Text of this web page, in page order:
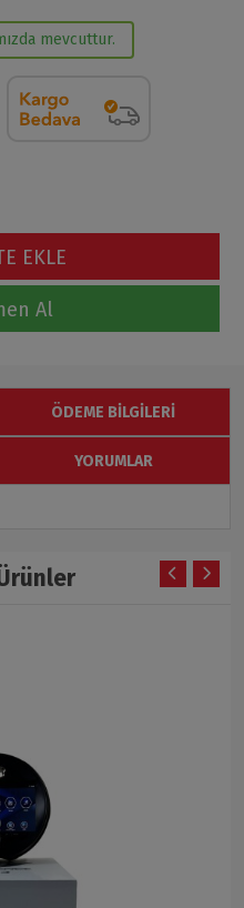
mevcuttur.
EKLE
Al
ÖDEME BILGILERI
YORUMLAR